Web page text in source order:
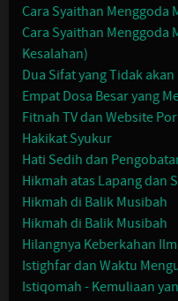
Cara Syaithan Menggoda
Cara Syaithan Menggoda
Kesalahan)
Dua Sifat yang Tidak
Empat Dosa Besar yang
Fitnah TV dan Website
Hakikat Syukur
Hati Sedih dan
Hikmah atas Lapang dan
Hikmah di Balik Musibah
Hikmah di Balik Musibah
Hilangnya Keberkahan
Istighfar dan Waktu
Istiqomah - Kemuliaan